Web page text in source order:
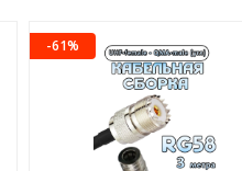
-61%